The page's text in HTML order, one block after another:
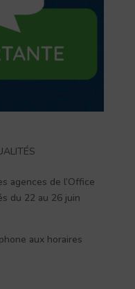
agences de l’Office
du 22 au 26 juin
aux horaires